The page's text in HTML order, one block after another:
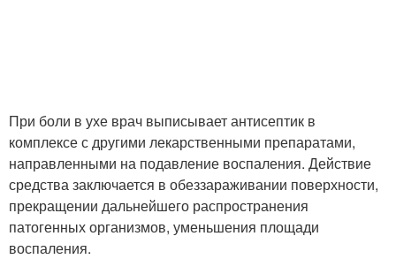
При боли в ухе врач выписывает антисептик в
комплексе с другими лекарственными препаратами,
направленными на подавление воспаления. Действие
средства заключается в обеззараживании поверхности,
прекращении дальнейшего распространения
патогенных организмов, уменьшения площади
воспаления.